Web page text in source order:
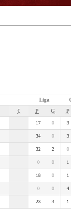
Liga
€ P G P
17 0 3
34 0 3
32 2 0
0 0 1
18 0 1
0 0 4
23 3 1